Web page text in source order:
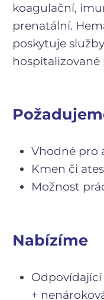
koagulační,
prenatální.
poskytuje
hospitalizované
Vhodné pro
Kmen či
Možnost
Nabízíme
+